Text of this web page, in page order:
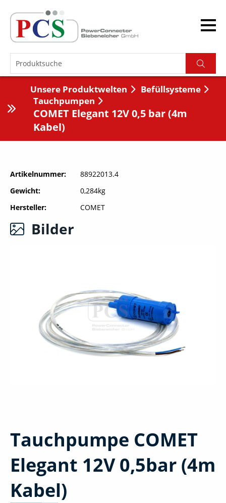
Unsere Produktwelten
Befüllsysteme
Tauchpumpen
COMET Elegant 12V 0,5 bar (4m
Kabel)
Artikelnummer
88922013.4
Gewicht
0,284kg
Hersteller
COMET
Bilder
Tauchpumpe COMET
Elegant 12V 0,5bar (4m
Kabel)